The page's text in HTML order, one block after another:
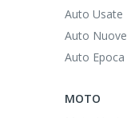
Auto Usate
Auto Nuove
Auto Epoca
MOTO